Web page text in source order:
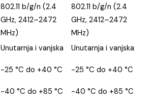
802.11 b/g/n (2.4
GHz, 2412–2472
MHz)
802.11 b/g/n (2.4
GHz, 2412–2472
MHz)
Unutarnja i vanjska
Unutarnja i vanjska
-25 °C do +40 °C -25 °C do +40 °C
-40 °C do +85 °C
-40 °C do +85 °C